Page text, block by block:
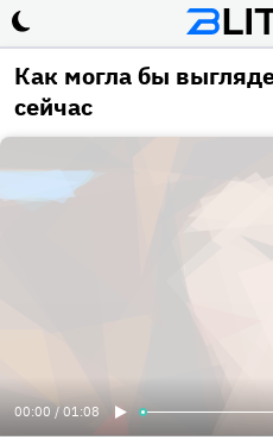
Как могла бы
сейчас
00:00 / 01:08